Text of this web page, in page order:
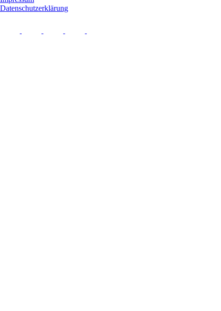
Datenschutzerklärung